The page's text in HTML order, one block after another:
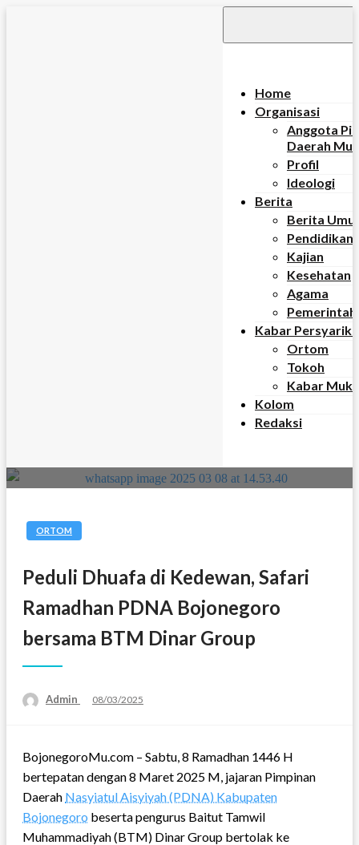
Home
Organisasi
Anggota
Daerah
Profil
Ideologi
Berita
Berita
Pendidikan
Kajian
Kesehatan
Agama
Kabar
Ortom
Tokoh
Kabar
Kolom
Redaksi
ORTOM
Peduli Dhuafa di Kedewan, Safari
Ramadhan PDNA Bojonegoro
bersama BTM Dinar Group
Admin
Posted
08/03/2025
BojonegoroMu.com – Sabtu, 8 Ramadhan 1446 H
bertepatan dengan 8 Maret 2025 M, jajaran Pimpinan
Daerah Nasyiatul Aisyiyah (PDNA) Kabupaten
Bojonegoro beserta pengurus Baitut Tamwil
Muhammadiyah (BTM) Dinar Group bertolak ke